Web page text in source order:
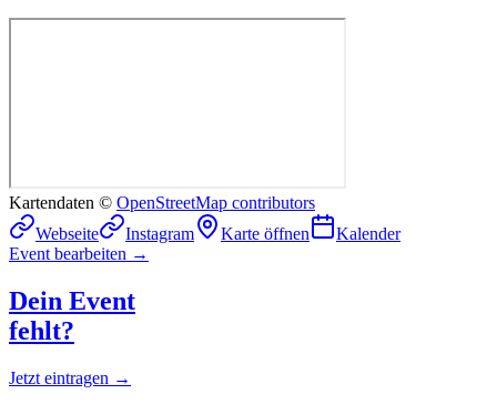
Kartendaten © OpenStreetMap contributors
Webseite
Instagram Karte öffnen
Kalender
Event bearbeiten →
Dein Event
fehlt?
Jetzt eintragen →